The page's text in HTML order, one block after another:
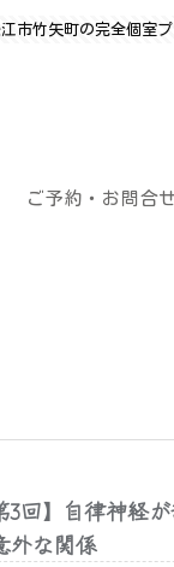
市竹矢町の完全個室
ご予約・お問合せ
3回】自律神経
外な関係